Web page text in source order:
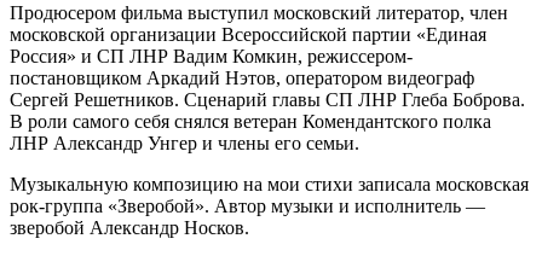
ЛНР
«Путь
домой»
Продюсером фильма выступил московский литератор, член
московской организации Всероссийской партии «Единая
Россия» и СП ЛНР Вадим Комкин, режиссером-
постановщиком Аркадий Нэтов, оператором видеограф
Сергей Решетников. Сценарий главы СП ЛНР Глеба Боброва.
В роли самого себя снялся ветеран Комендантского полка
ЛНР Александр Унгер и члены его семьи.
Музыкальную композицию на мои стихи записала московская
рок-группа «Зверобой». Автор музыки и исполнитель —
зверобой Александр Носков.